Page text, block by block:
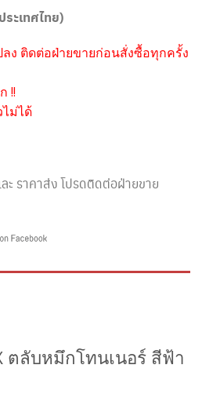
ระเทศไทย)
ง ติดต่อฝ่ายขายก่อนสั่งซื้อทุกครั้ง
!!
ม่ได้
ะ ราคาส่ง โปรดติดต่อฝ่ายขาย
ตลับหมึกโทนเนอร์ สีฟ้า